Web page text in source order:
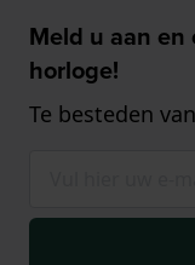
Meld u aan
horloge!
Te besteden